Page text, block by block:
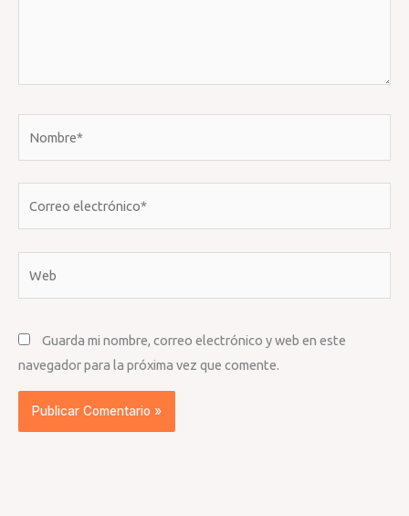
Guarda mi nombre, correo electrónico y web en este
navegador para la próxima vez que comente.